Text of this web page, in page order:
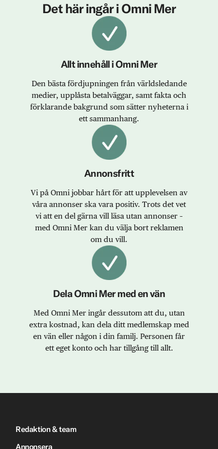
Det här ingår i Omni Mer
Allt innehåll i Omni Mer
Den bästa fördjupningen från världsledande
medier, upplåsta betalväggar, samt fakta och
förklarande bakgrund som sätter nyheterna i
ett sammanhang.
Annonsfritt
Vi på Omni jobbar hårt för att upplevelsen av
våra annonser ska vara positiv. Trots det vet
vi att en del gärna vill läsa utan annonser –
med Omni Mer kan du välja bort reklamen
om du vill.
Dela Omni Mer med en vän
Med Omni Mer ingår dessutom att du, utan
extra kostnad, kan dela ditt medlemskap med
en vän eller någon i din familj. Personen får
ett eget konto och har tillgång till allt.
Redaktion & team
Annonsera